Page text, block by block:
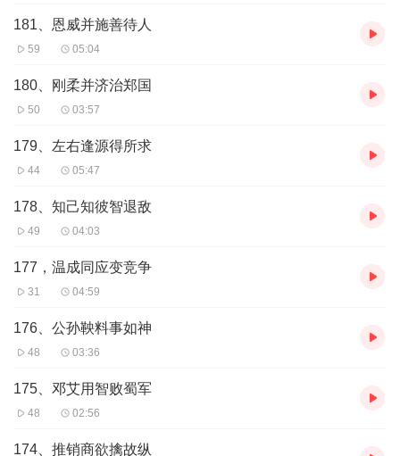
181、恩威并施善待人
59 05:04
180、刚柔并济治郑国
50 03:57
179、左右逢源得所求
44 05:47
178、知己知彼智退敌
49 04:03
177，温成同应变竞争
31 04:59
176、公孙鞅料事如神
48 03:36
175、邓艾用智败蜀军
48 02:56
174、推销商欲擒故纵